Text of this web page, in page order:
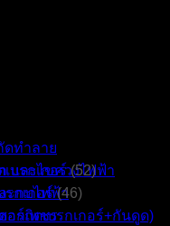
ดทำลาย
และไขควงไฟฟ้า
ะกบไฟฟ้า
อกเพชร
บรกเกอร์ (52)
รกเกอร์ (46)
อร์กิตเบรกเกอร์+กันดูด)